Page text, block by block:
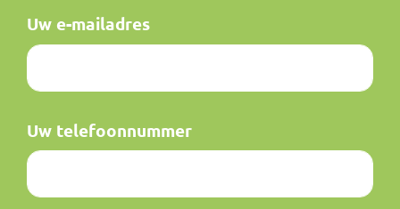
Uw e-mailadres
Uw telefoonnummer